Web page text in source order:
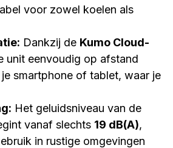
voor zowel koelen als
Dankzij de Kumo Cloud-
unit eenvoudig op afstand
smartphone of tablet, waar je
Het geluidsniveau van de
vanaf slechts 19 dB(A),
in rustige omgevingen